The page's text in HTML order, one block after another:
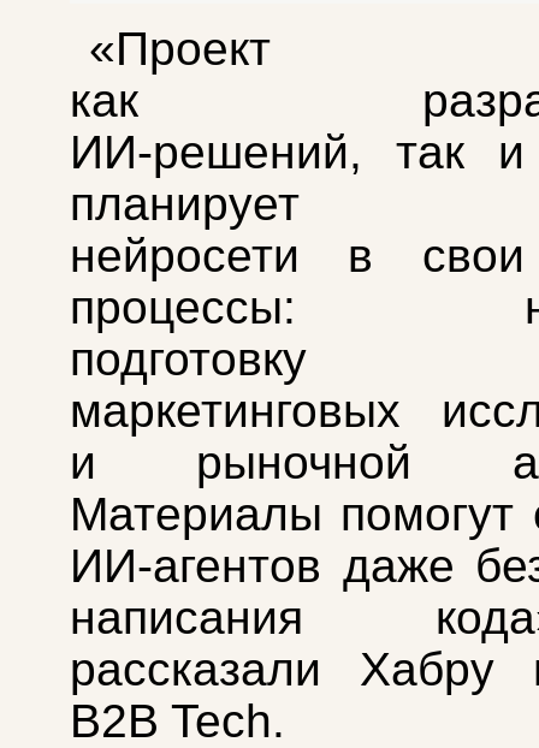
«Проект
как
ИИ‑решений, так
планирует
нейросети в
процессы:
подготовку
маркетинговых
и рыночной
Материалы помогут
ИИ‑агентов даже
написания
рассказали Хабру
B2B Tech.